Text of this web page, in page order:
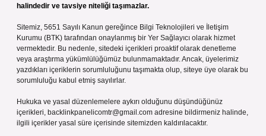
halindedir ve tavsiye niteliği taşımazlar.
Sitemiz, 5651 Sayılı Kanun gereğince Bilgi Teknolojileri ve İletişim
Kurumu (BTK) tarafından onaylanmış bir Yer Sağlayıcı olarak hizmet
vermektedir. Bu nedenle, sitedeki içerikleri proaktif olarak denetleme
veya araştırma yükümlülüğümüz bulunmamaktadır. Ancak, üyelerimiz
yazdıkları içeriklerin sorumluluğunu taşımakta olup, siteye üye olarak bu
sorumluluğu kabul etmiş sayılırlar.
Hukuka ve yasal düzenlemelere aykırı olduğunu düşündüğünüz
içerikleri, backlinkpanelicomtr@gmail.com adresine bildirmeniz halinde,
ilgili içerikler yasal süre içerisinde sitemizden kaldırılacaktır.